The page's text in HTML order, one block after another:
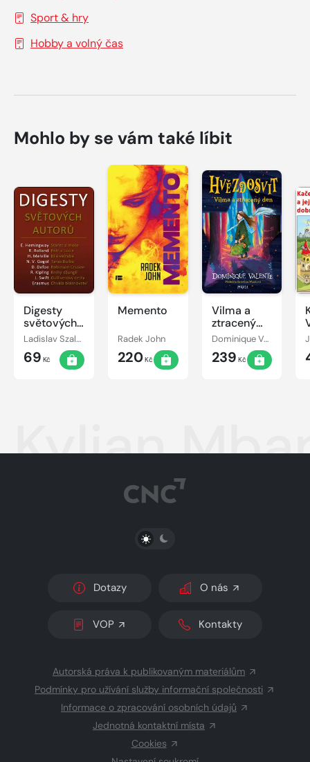
Sport & hry
Hobby a volný čas
Mohlo by se vám také líbit
Digesty
světových
autorů
Ladislav Szalai, Romana Szalaiová
69 Kč
Memento
Radek John
220Kč
Vilma a
ztracený
den
Dominique Valente
239 Kč
Kylian
PŘEPNOUT SVĚTLÝ/TMAVÝ REŽIM
Dotazy O nás
VOP Kontakty
Autorská práva k publikovaným materiálům
Podmínky pro užívání služby informační společnosti
Informace o zpracování osobních údajů
Jednotná kontaktní místa
Cookies